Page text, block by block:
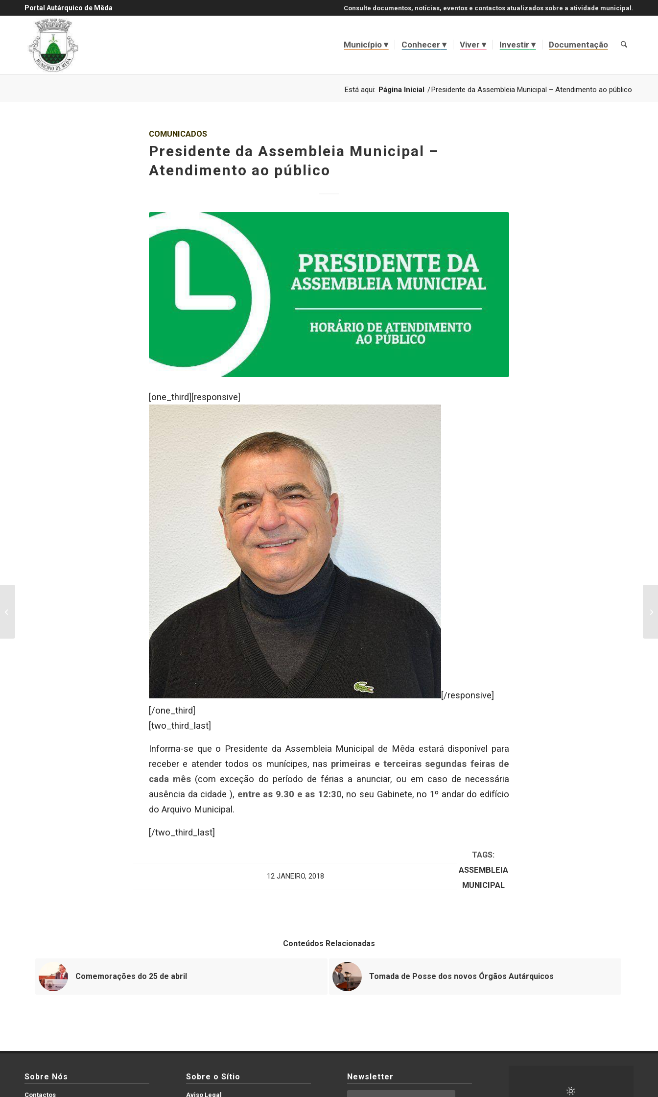
Portal Autárquico de Mêda Consulte documentos, notícias, eventos e contactos atualizados sobre a atividade municipal.
Município Conhecer Viver Investir Documentação
Está aqui: Página Inicial /Presidente da Assembleia Municipal – Atendimento ao público
COMUNICADOS
Presidente da Assembleia Municipal –
Atendimento ao público
[one_third][responsive]
[/responsive]
[/one_third]
[two_third_last]
Informa-se que o Presidente da Assembleia Municipal de Mêda estará disponível para
receber e atender todos os munícipes, nas primeiras e terceiras segundas feiras de
cada mês (com exceção do período de férias a anunciar, ou em caso de necessária
ausência da cidade ), entre as 9.30 e as 12:30, no seu Gabinete, no 1º andar do edifício
do Arquivo Municipal.
[/two_third_last]
12 JANEIRO, 2018
TAGS:
ASSEMBLEIA
MUNICIPAL
Conteúdos Relacionadas
Comemorações do 25 de abril Tomada de Posse dos novos Órgãos Autárquicos
Sobre Nós
Contactos
Sobre o Sítio
Aviso Legal
Newsletter